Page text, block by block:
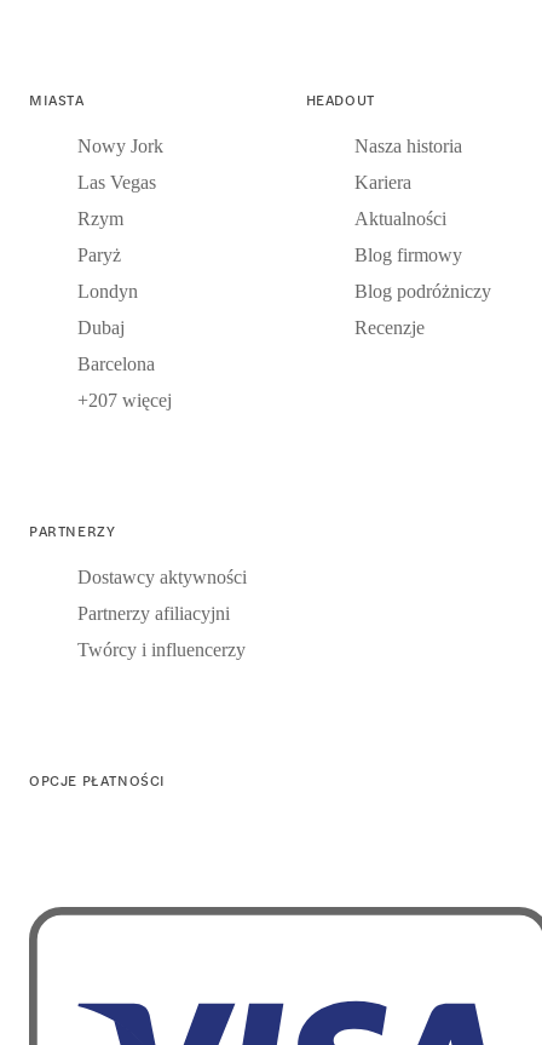
MIASTA
Nowy Jork
Las Vegas
Rzym
Paryż
Londyn
Dubaj
Barcelona
+207 więcej
HEADOUT
Nasza historia
Kariera
Aktualności
Blog firmowy
Blog podróżniczy
Recenzje
PARTNERZY
Dostawcy aktywności
Partnerzy afiliacyjni
Twórcy i influencerzy
OPCJE PŁATNOŚCI